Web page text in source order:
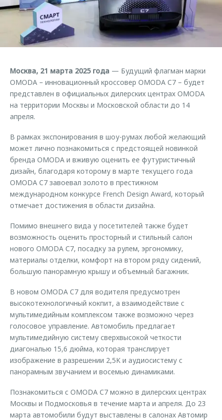
Страхование
Кредитный калькулятор
Аксессуары
Оригинальные аксессуары
Запчасти
Трейд-ин
Клиентская поддержка
O&J Автоклуб
Клуб владельцев OMODA
Аксессуары
Одежда и сувениры
Оригинальные аксессуары
Обратная связь
Москва, 21 марта 2025 года — Будущий флагман марки
OMODA – инновационный кроссовер OMODA C7 – будет
представлен в официальных дилерских центрах OMODA
на территории Москвы и Московской области до 14
апреля.
В рамках экспонирования в шоу-румах любой желающий
может лично познакомиться с предстоящей новинкой
бренда OMODA и вживую оценить ее футуристичный
дизайн, благодаря которому в марте текущего года
OMODA C7 завоевал золото в престижном
международном конкурсе French Design Award, который
отмечает достижения в области дизайна.
Помимо внешнего вида у посетителей также будет
возможность оценить просторный и стильный салон
нового OMODA С7, посадку за рулем, эргономику,
материалы отделки, комфорт на втором ряду сидений,
большую панорамную крышу и объемный багажник.
В новом OMODA C7 для водителя предусмотрен
высокотехнологичный кокпит, а взаимодействие с
мультимедийным комплексом также возможно через
голосовое управление. Автомобиль предлагает
мультимедийную систему сверхвысокой четкости
диагональю 15,6 дюйма, которая транслирует
изображение в разрешении 2,5K и аудиосистему с
панорамным звучанием и восемью динамиками.
Познакомиться с OMODA C7 можно в дилерских центрах
Москвы и Подмосковья в течение марта и апреля. До 23
марта автомобили будут выставлены в салонах Автомир